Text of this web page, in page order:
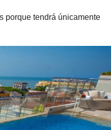
porque tendrá únicamente